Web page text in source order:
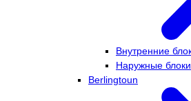
Внутренние
Наружные блоки
Berlingtoun